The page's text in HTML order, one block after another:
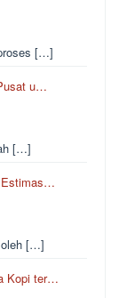
[…]
u…
[…]
Estimas…
oleh […]
Kopi ter…